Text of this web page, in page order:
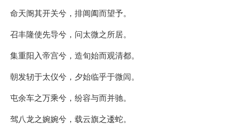
命天阍其开关兮，排阊阖而望予。
召丰隆使先导兮，问太微之所居。
集重阳入帝宫兮，造旬始而观清都。
朝发轫于太仪兮，夕始临乎于微闾。
屯余车之万乘兮，纷容与而并驰。
驾八龙之婉婉兮，载云旗之逶蛇。